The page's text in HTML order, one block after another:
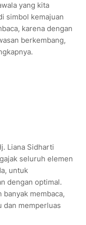
yang kita
simbol kemajuan
karena dengan
berkembang,
Liana Sidharti
seluruh elemen
untuk
dengan optimal.
banyak membaca,
dan memperluas